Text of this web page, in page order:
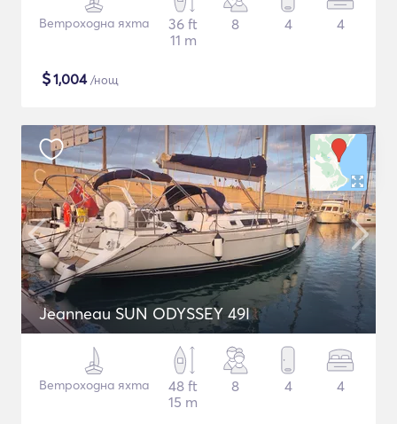
Ветроходна яхта
36 ft
11 m
8 4 4
$1,004/нощ
Jeanneau SUN ODYSSEY 49I
Ветроходна яхта
48 ft
15 m
8 4 4